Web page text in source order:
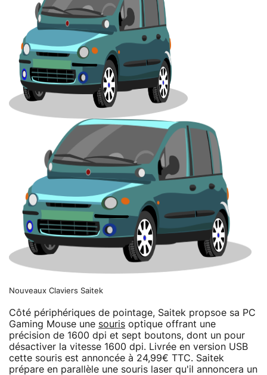
Nouveaux Claviers Saitek
Côté périphériques de pointage, Saitek propsoe sa PC
Gaming Mouse une souris optique offrant une
précision de 1600 dpi et sept boutons, dont un pour
désactiver la vitesse 1600 dpi. Livrée en version USB
cette souris est annoncée à 24,99€ TTC. Saitek
prépare en parallèle une souris laser qu'il annoncera un